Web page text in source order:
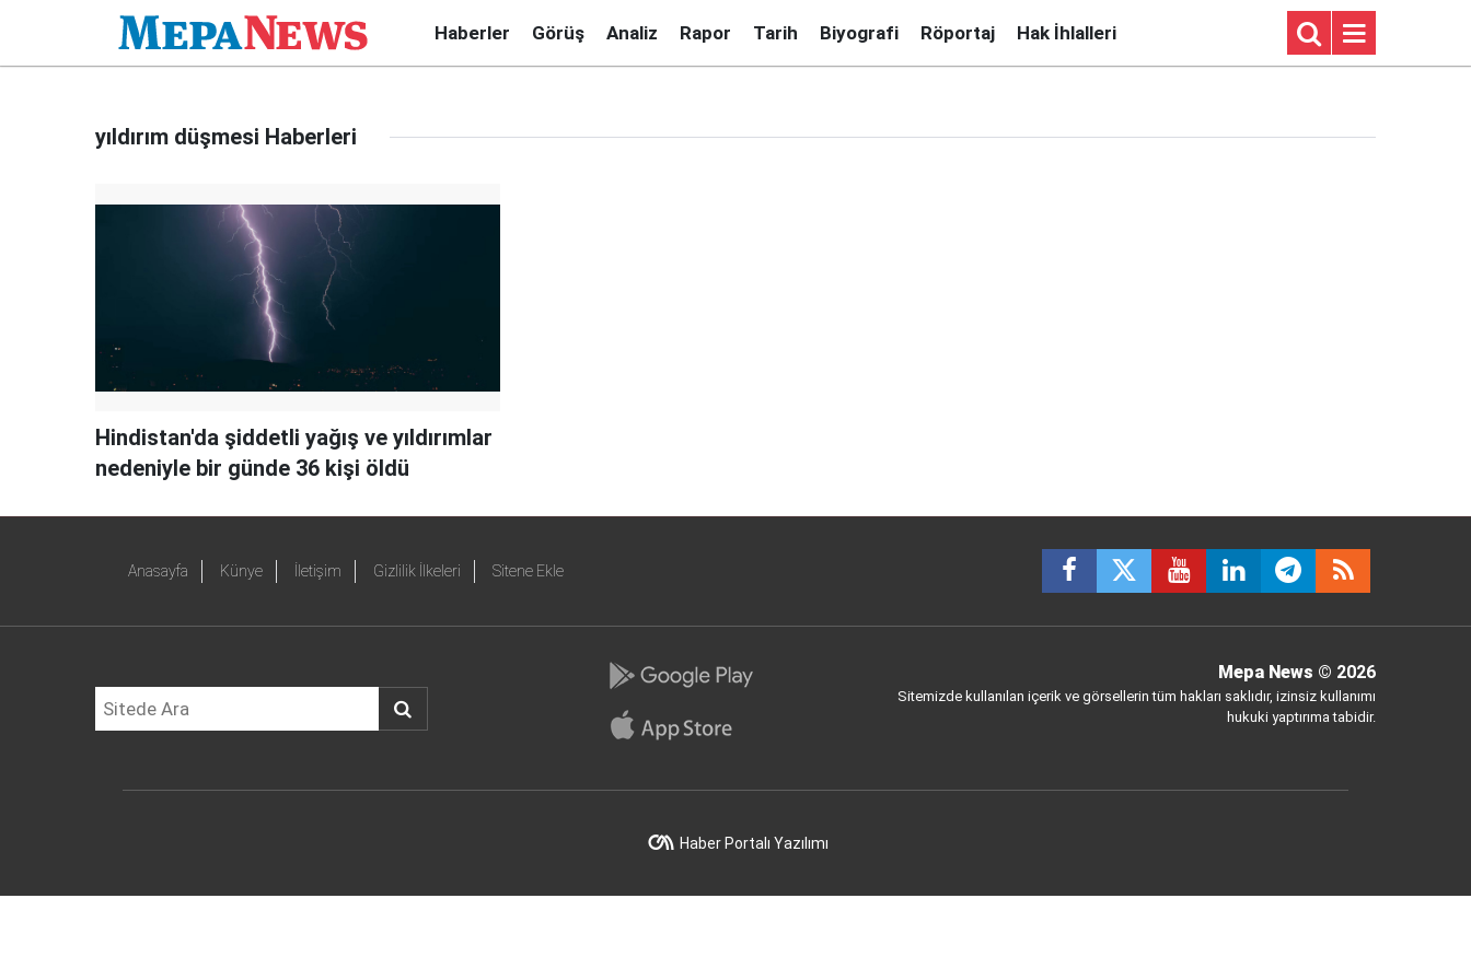
Haberler Görüş Analiz Rapor Tarih Biyografi Röportaj Hak İhlalleri
yıldırım düşmesi Haberleri
Hindistan'da şiddetli yağış ve yıldırımlar
nedeniyle bir günde 36 kişi öldü
Anasayfa Künye İletişim Gizlilik İlkeleri Sitene Ekle
Mepa News © 2026
Sitemizde kullanılan içerik ve görsellerin tüm hakları saklıdır, izinsiz kullanımı
hukuki yaptırıma tabidir.
Haber Portalı Yazılımı